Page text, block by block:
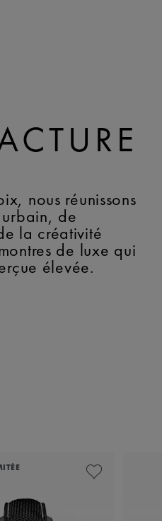
nous réunissons
de
la créativité
de luxe qui
élevée.